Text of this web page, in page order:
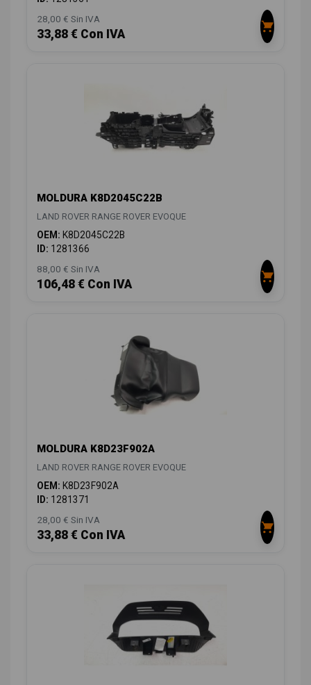
28,00 € Sin IVA
33,88 € Con IVA
MOLDURA K8D2045C22B
LAND ROVER RANGE ROVER EVOQUE
OEM: K8D2045C22B
ID: 1281366
88,00 € Sin IVA
106,48 € Con IVA
MOLDURA K8D23F902A
LAND ROVER RANGE ROVER EVOQUE
OEM: K8D23F902A
ID: 1281371
28,00 € Sin IVA
33,88 € Con IVA